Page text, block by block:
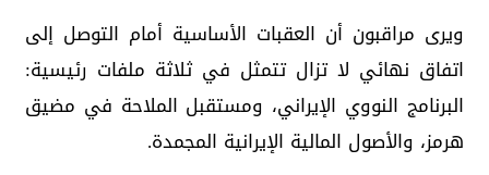
ويرى مراقبون أن العقبات الأساسية أمام التوصل إلى
اتفاق نهائي لا تزال تتمثل في ثلاثة ملفات رئيسية:
البرنامج النووي الإيراني، ومستقبل الملاحة في مضيق
هرمز، والأصول المالية الإيرانية المجمدة.